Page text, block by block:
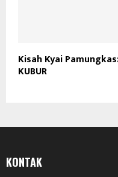
Kisah Kyai
KUBUR
KONTAK